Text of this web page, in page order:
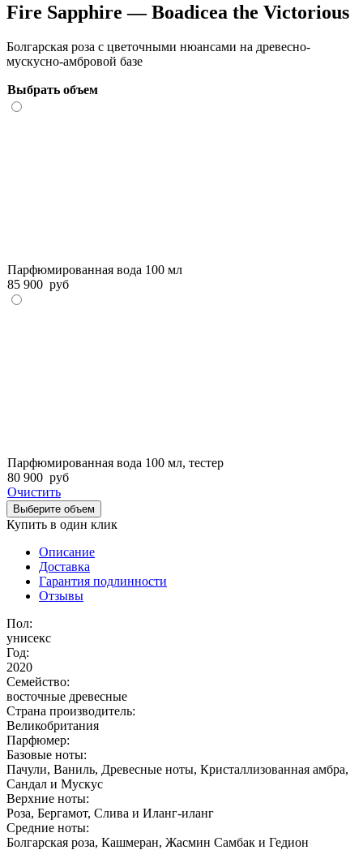
Fire Sapphire — Boadicea the Victorious
Болгарская роза с цветочными нюансами на древесно-
мускусно-амбровой базе
Выбрать объем
Парфюмированная вода 100 мл
85 900 руб
Парфюмированная вода 100 мл, тестер
80 900 руб
Очистить
Выберите объем
Купить в один клик
Описание
Доставка
Гарантия подлинности
Отзывы
Пол:
унисекс
Год:
2020
Семейство:
восточные древесные
Страна производитель:
Великобритания
Парфюмер:
Базовые ноты:
Пачули, Ваниль, Древесные ноты, Кристаллизованная амбра,
Сандал и Мускус
Верхние ноты:
Роза, Бергамот, Слива и Иланг-иланг
Средние ноты:
Болгарская роза, Кашмеран, Жасмин Самбак и Гедион